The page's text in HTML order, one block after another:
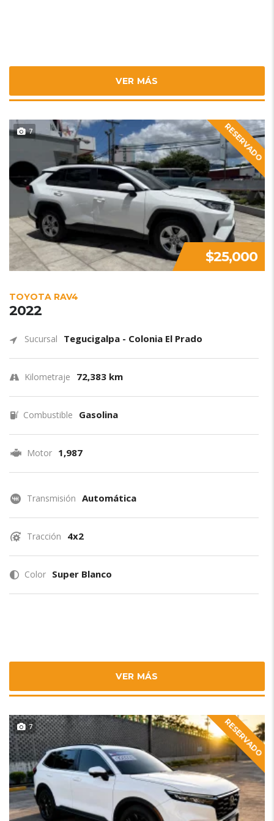
VER MÁS
7 RESERVADO
$25,000
TOYOTA RAV4
2022
Sucursal Tegucigalpa - Colonia El Prado
Kilometraje 72,383 km
Combustible Gasolina
Motor 1,987
Transmisión Automática
Tracción 4x2
Color Super Blanco
VER MÁS
7 RESERVADO